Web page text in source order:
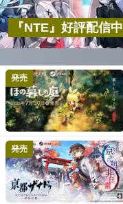
『NTE』好評配信中
発売
発売